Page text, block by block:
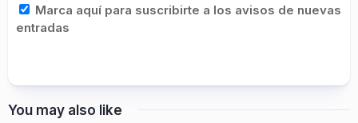
Marca aquí para suscribirte a los avisos de nuevas
entradas
You may also like